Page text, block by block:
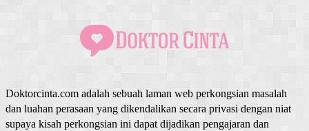
Doktorcinta.com adalah sebuah laman web perkongsian masalah
dan luahan perasaan yang dikendalikan secara privasi dengan niat
supaya kisah perkongsian ini dapat dijadikan pengajaran dan